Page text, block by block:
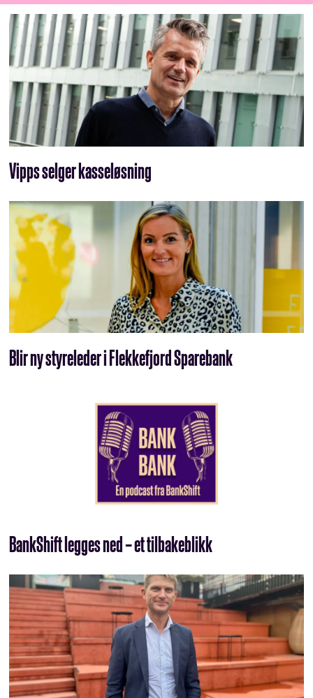
Vipps selger kasseløsning
Blir ny styreleder i Flekkefjord Sparebank
BankShift legges ned – et tilbakeblikk